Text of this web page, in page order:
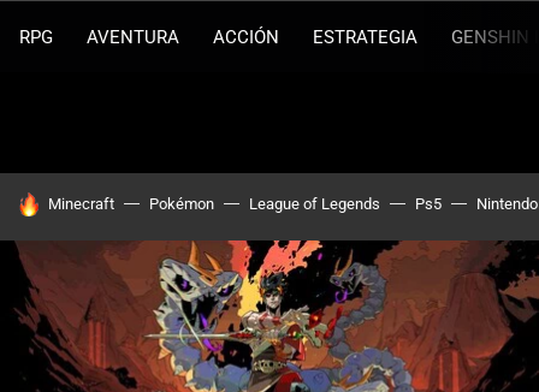
RPG AVENTURA ACCIÓN ESTRATEGIA GENSHIN
HOY SE HABLA DE
Minecraft Pokémon League of Legends Ps5